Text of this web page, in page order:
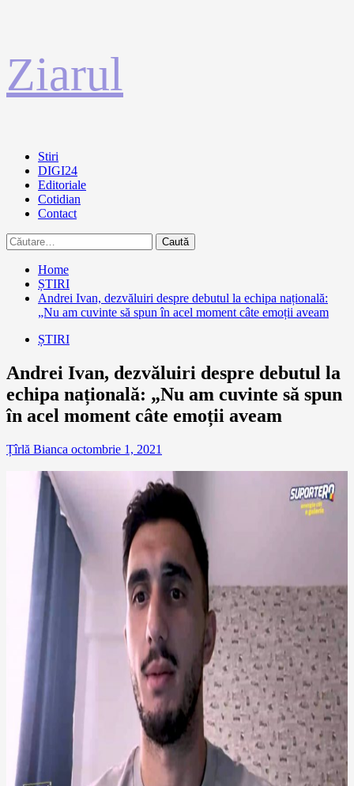
la
conținut
Ziarul
Primary
Menu
Stiri
DIGI24
Editoriale
Cotidian
Contact
Caută
după:
Home
ȘTIRI
Andrei Ivan, dezvăluiri despre debutul la echipa națională:
„Nu am cuvinte să spun în acel moment câte emoții aveam
ȘTIRI
Andrei Ivan, dezvăluiri despre debutul la
echipa națională: „Nu am cuvinte să spun
în acel moment câte emoții aveam
Țîrlă Bianca octombrie 1, 2021